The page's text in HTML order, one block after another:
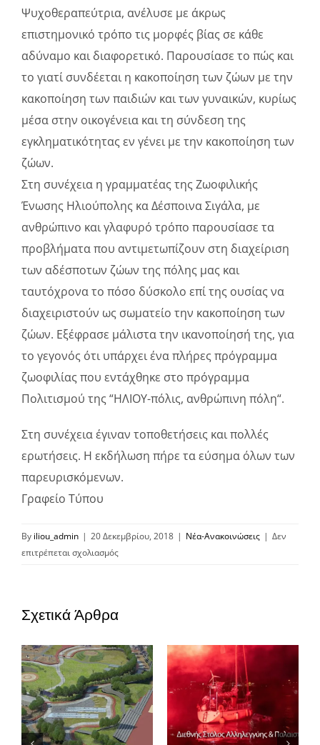
Ψυχοθεραπεύτρια, ανέλυσε με άκρως
επιστημονικό τρόπο τις μορφές βίας σε κάθε
αδύναμο και διαφορετικό. Παρουσίασε το πώς και
το γιατί συνδέεται η κακοποίηση των ζώων με την
κακοποίηση των παιδιών και των γυναικών, κυρίως
μέσα στην οικογένεια και τη σύνδεση της
εγκληματικότητας εν γένει με την κακοποίηση των
ζώων.
Στη συνέχεια η γραμματέας της Ζωοφιλικής
Ένωσης Ηλιούπολης κα Δέσποινα Σιγάλα, με
ανθρώπινο και γλαφυρό τρόπο παρουσίασε τα
προβλήματα που αντιμετωπίζουν στη διαχείριση
των αδέσποτων ζώων της πόλης μας και
ταυτόχρονα το πόσο δύσκολο επί της ουσίας να
διαχειριστούν ως σωματείο την κακοποίηση των
ζώων. Εξέφρασε μάλιστα την ικανοποίησή της, για
το γεγονός ότι υπάρχει ένα πλήρες πρόγραμμα
ζωοφιλίας που εντάχθηκε στο πρόγραμμα
Πολιτισμού της “ΗΛΙΟΥ-πόλις, ανθρώπινη πόλη“.
Στη συνέχεια έγιναν τοποθετήσεις και πολλές
ερωτήσεις. Η εκδήλωση πήρε τα εύσημα όλων των
παρευρισκόμενων.
Γραφείο Τύπου
By iliou_admin | 20 Δεκεμβρίου, 2018 | Νέα-Ανακοινώσεις | Δεν
επιτρέπεται σχολιασμόςστο
Σχετικά Άρθρα